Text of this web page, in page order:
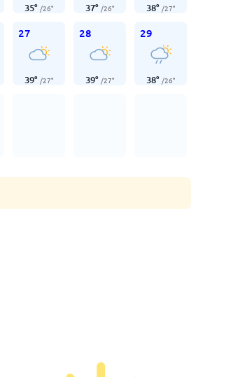
35° /26° 37° /26° 38° /27°
27
39° /27°
28
39° /27°
29
38° /26°